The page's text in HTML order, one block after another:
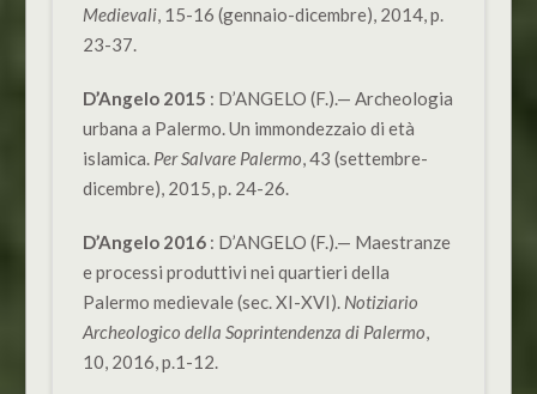
Medievali, 15-16 (gennaio-dicembre), 2014, p.
23-37.
D’Angelo 2015 : D’ANGELO (F.).— Archeologia
urbana a Palermo. Un immondezzaio di età
islamica. Per Salvare Palermo, 43 (settembre-
dicembre), 2015, p. 24-26.
D’Angelo 2016: D’ANGELO (F.).— Maestranze
e processi produttivi nei quartieri della
Palermo medievale (sec. XI-XVI). Notiziario
Archeologico della Soprintendenza di Palermo
10, 2016, p.1-12.